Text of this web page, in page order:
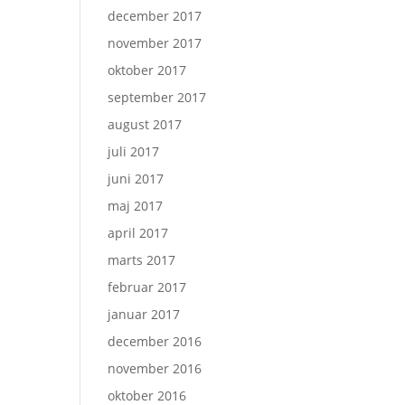
december 2017
november 2017
oktober 2017
september 2017
august 2017
juli 2017
juni 2017
maj 2017
april 2017
marts 2017
februar 2017
januar 2017
december 2016
november 2016
oktober 2016